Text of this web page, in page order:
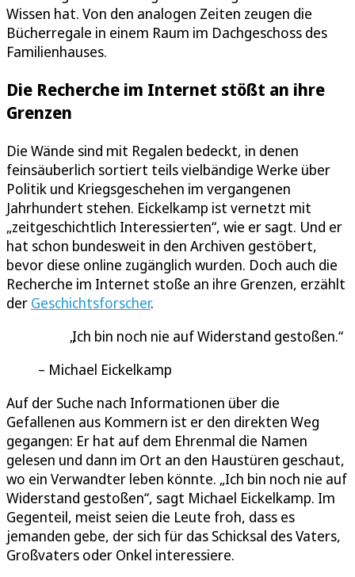
Wissen hat. Von den analogen Zeiten zeugen die
Bücherregale in einem Raum im Dachgeschoss des
Familienhauses.
Die Recherche im Internet stößt an ihre
Grenzen
Die Wände sind mit Regalen bedeckt, in denen
feinsäuberlich sortiert teils vielbändige Werke über
Politik und Kriegsgeschehen im vergangenen
Jahrhundert stehen. Eickelkamp ist vernetzt mit
„zeitgeschichtlich Interessierten“, wie er sagt. Und er
hat schon bundesweit in den Archiven gestöbert,
bevor diese online zugänglich wurden. Doch auch die
Recherche im Internet stoße an ihre Grenzen, erzählt
der Geschichtsforscher.
Ich bin noch nie auf Widerstand gestoßen.
Michael Eickelkamp
Auf der Suche nach Informationen über die
Gefallenen aus Kommern ist er den direkten Weg
gegangen: Er hat auf dem Ehrenmal die Namen
gelesen und dann im Ort an den Haustüren geschaut,
wo ein Verwandter leben könnte. „Ich bin noch nie auf
Widerstand gestoßen“, sagt Michael Eickelkamp. Im
Gegenteil, meist seien die Leute froh, dass es
jemanden gebe, der sich für das Schicksal des Vaters,
Großvaters oder Onkel interessiere.